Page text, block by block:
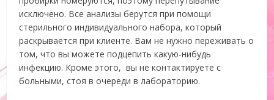
исключено. Все анализы берутся при помощи
стерильного индивидуального набора, который
раскрывается при клиенте. Вам не нужно переживать о
том, что вы можете подцепить какую-нибудь
инфекцию. Кроме этого, вы не контактируете с
больными, стоя в очереди в лабораторию.